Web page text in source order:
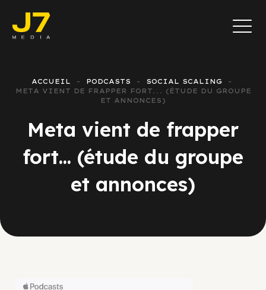
ACCUEIL PODCASTS
SOCIAL SCALING
META VIENT DE FRAPPER FORT... (ÉTUDE DU GROUPE
ET ANNONCES)
Meta vient de frapper
fort... (étude du groupe
et annonces)